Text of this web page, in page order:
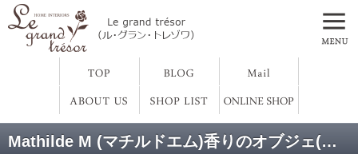
Mathilde M (マチルドエム)香りのオブジェ(テディベアA)